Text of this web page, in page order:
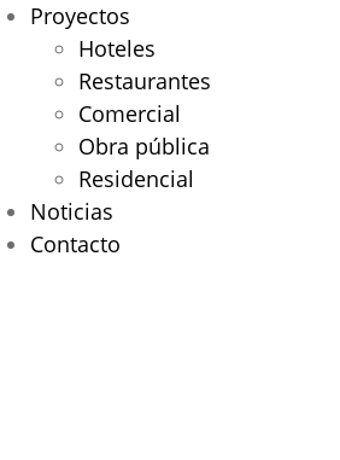
Proyectos
Hoteles
Restaurantes
Comercial
Obra pública
Residencial
Noticias
Contacto